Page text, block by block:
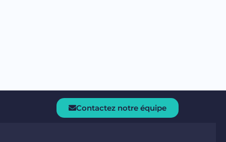
Contactez notre équipe